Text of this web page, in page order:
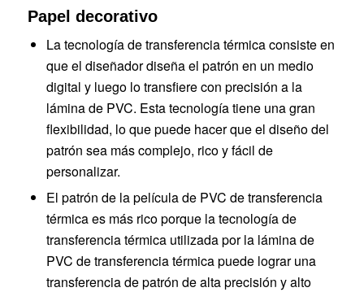
Papel decorativo
La tecnología de transferencia térmica consiste en
que el diseñador diseña el patrón en un medio
digital y luego lo transfiere con precisión a la
lámina de PVC. Esta tecnología tiene una gran
flexibilidad, lo que puede hacer que el diseño del
patrón sea más complejo, rico y fácil de
personalizar.
El patrón de la película de PVC de transferencia
térmica es más rico porque la tecnología de
transferencia térmica utilizada por la lámina de
PVC de transferencia térmica puede lograr una
transferencia de patrón de alta precisión y alto